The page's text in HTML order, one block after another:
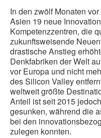
In den zwölf Monaten
Asien 19 neue
Kompetenzzentren, die
zukunftsweisende
drastische Anstieg
Denkfabriken der Welt
vor Europa und nicht
des Silicon Valley
weltweit größte
Anteil ist seit 2015
gesunken, während die
bei den
zulegen konnten.